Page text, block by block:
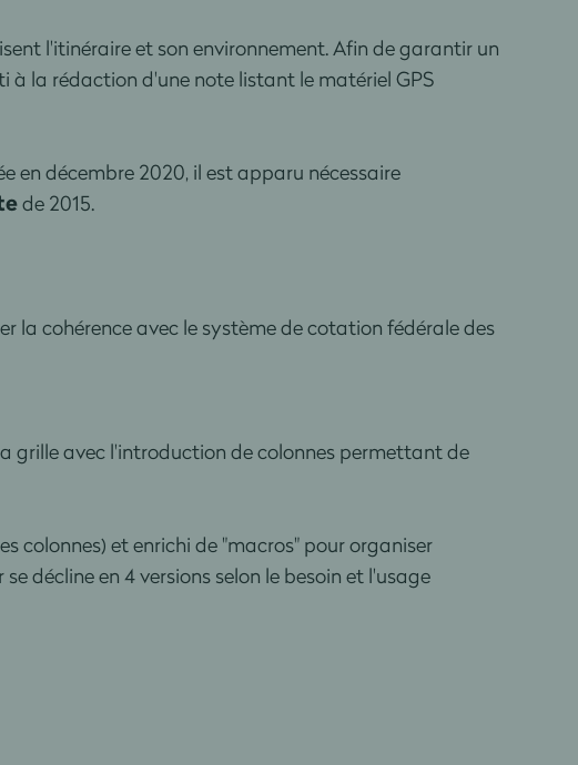
l'itinéraire et son environnement. Afin de garantir un
à la rédaction d'une note listant le matériel GPS
en décembre 2020, il est apparu nécessaire
de 2015.
la cohérence avec le système de cotation fédérale des
grille avec l'introduction de colonnes permettant de
colonnes) et enrichi de "macros" pour organiser
décline en 4 versions selon le besoin et l'usage